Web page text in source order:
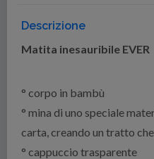
Descrizione
Matita inesauribile EVER
° corpo in bambù
° mina di uno speciale
carta, creando un tratto
° cappuccio trasparente